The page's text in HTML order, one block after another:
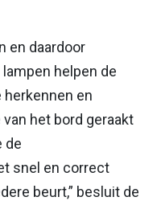
en daardoor
helpen de
en
het bord geraakt
de
snel en correct
beurt,” besluit de